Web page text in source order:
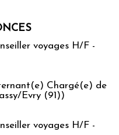
voyages H/F -
Chargé(e) de
Evry (91))
voyages H/F -